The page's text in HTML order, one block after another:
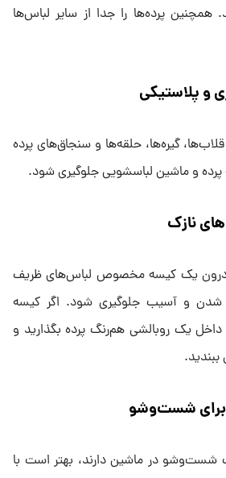
پرده‌ها را جدا از سایر لباس‌ها
و پلاستیکی
گیره‌ها، حلقه‌ها و سنجاق‌های پرده
پرده و ماشین لباسشویی جلوگیری شود.
نازک
درون یک کیسه مخصوص لباس‌های ظریف
شدن و آسیب جلوگیری شود. اگر کیسه
داخل یک روبالشی هم‌رنگ پرده بگذارید و
برای شست‌وشو
شست‌وشو در ماشین دارند، بهتر است با